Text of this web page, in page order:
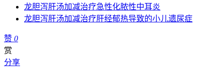
龙胆泻肝汤加减治疗急性化脓性中耳炎
龙胆泻肝汤加减治疗肝经郁热导致的小儿遗尿症
赞 0
赏
分享